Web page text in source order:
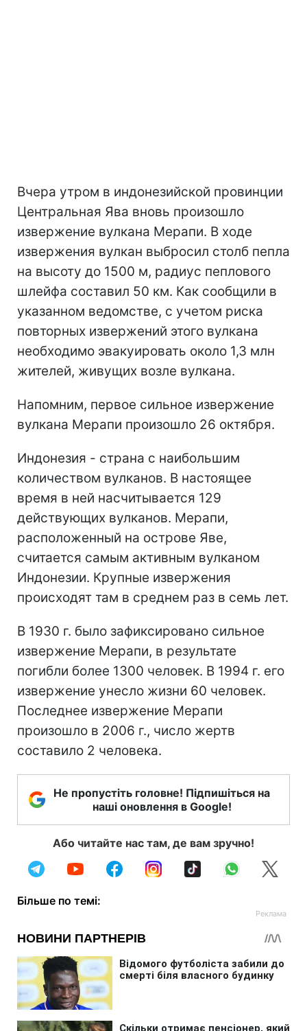
Вчера утром в индонезийской провинции
Центральная Ява вновь произошло
извержение вулкана Мерапи. В ходе
извержения вулкан выбросил столб пепла
на высоту до 1500 м, радиус пеплового
шлейфа составил 50 км. Как сообщили в
указанном ведомстве, с учетом риска
повторных извержений этого вулкана
необходимо эвакуировать около 1,3 млн
жителей, живущих возле вулкана.
Напомним, первое сильное извержение
вулкана Мерапи произошло 26 октября.
Индонезия - страна с наибольшим
количеством вулканов. В настоящее
время в ней насчитывается 129
действующих вулканов. Мерапи,
расположенный на острове Яве,
считается самым активным вулканом
Индонезии. Крупные извержения
происходят там в среднем раз в семь лет.
В 1930 г. было зафиксировано сильное
извержение Мерапи, в результате
погибли более 1300 человек. В 1994 г. его
извержение унесло жизни 60 человек.
Последнее извержение Мерапи
произошло в 2006 г., число жертв
составило 2 человека.
Не пропустіть головне! Підпишіться на
наші оновлення в Google!
Або читайте нас там, де вам зручно!
Більше по темі: